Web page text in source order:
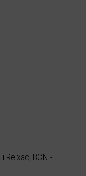
Reixac, BCN -